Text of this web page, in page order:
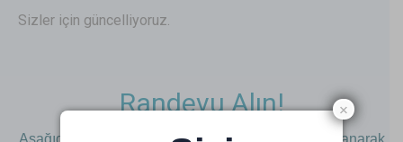
Sizler için güncelliyoruz.
Randevu Alın!
Aşağıdaki buton ile online randevu sistemimizi kullanarak
×